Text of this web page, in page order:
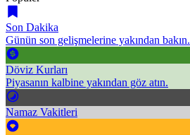
Son Dakika
Günün son gelişmelerine yakından bakın.
Döviz Kurları
Piyasanın kalbine yakından göz atın.
Namaz Vakitleri